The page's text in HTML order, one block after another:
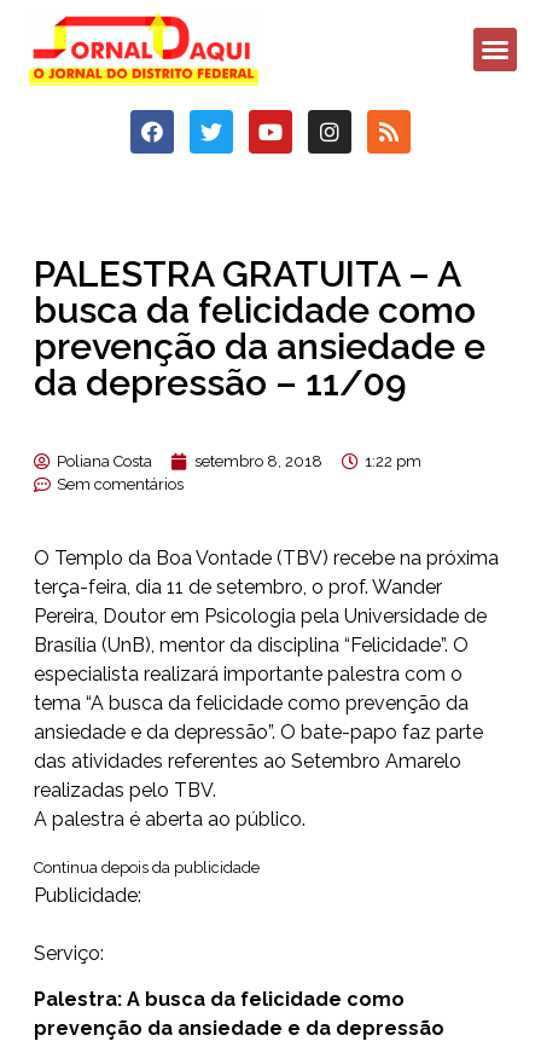
PALESTRA GRATUITA – A
busca da felicidade como
prevenção da ansiedade e
da depressão – 11/09
Poliana Costa setembro 8, 2018
1:22 pm
Sem comentários
O Templo da Boa Vontade (TBV) recebe na próxima
terça-feira, dia 11 de setembro, o prof. Wander
Pereira, Doutor em Psicologia pela Universidade de
Brasília (UnB), mentor da disciplina “Felicidade”. O
especialista realizará importante palestra com o
tema “A busca da felicidade como prevenção da
ansiedade e da depressão”. O bate-papo faz parte
das atividades referentes ao Setembro Amarelo
realizadas pelo TBV.
A palestra é aberta ao público.
Continua depois da publicidade
Publicidade:
Serviço:
Palestra: A busca da felicidade como
prevenção da ansiedade e da depressão